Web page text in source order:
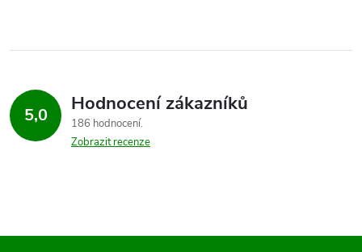
5,0 Hodnocení zákazníků
186 hodnocení
Zobrazit recenze